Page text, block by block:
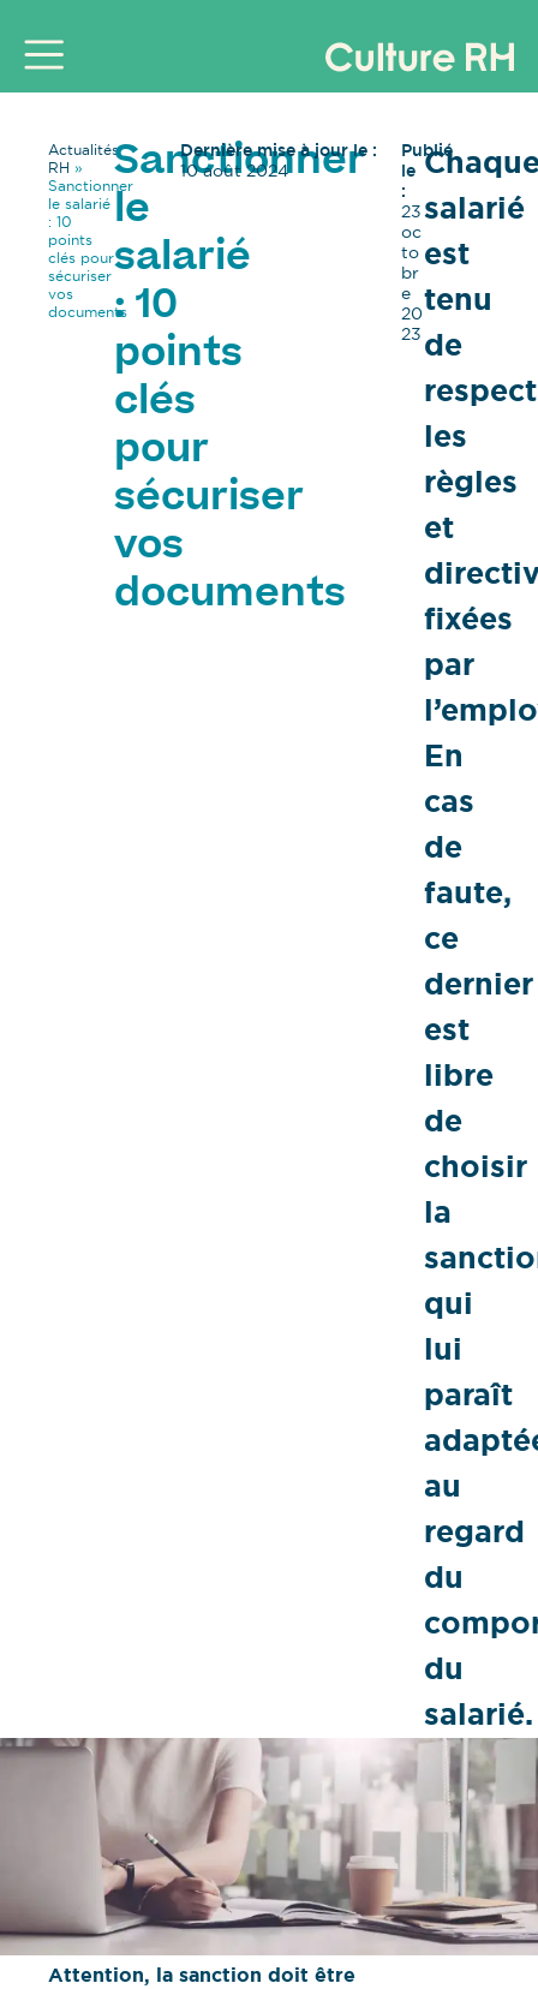
Actualités
RH »
Sanctionner
le salarié
: 10
points
clés pour
sécuriser
vos
documents
Sanctionner
le
salarié
: 10
points
clés
pour
sécuriser
vos
documents
Dernière mise à jour le :
10 août 2024
Publié
le
:
23
oc
to
br
e
20
23
salarié
est
tenu
de
les
règles
et
fixées
par
En
cas
de
faute,
ce
dernier
est
libre
de
choisir
la
qui
lui
paraît
au
regard
du
du
salarié.
Attention, la sanction doit être